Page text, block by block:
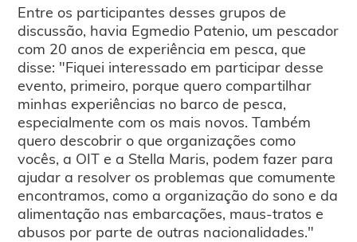
Entre os participantes desses grupos de
discussão, havia Egmedio Patenio, um pescador
com 20 anos de experiência em pesca, que
disse: "Fiquei interessado em participar desse
evento, primeiro, porque quero compartilhar
minhas experiências no barco de pesca,
especialmente com os mais novos. Também
quero descobrir o que organizações como
vocês, a OIT e a Stella Maris, podem fazer para
ajudar a resolver os problemas que comumente
encontramos, como a organização do sono e da
alimentação nas embarcações, maus-tratos e
abusos por parte de outras nacionalidades."